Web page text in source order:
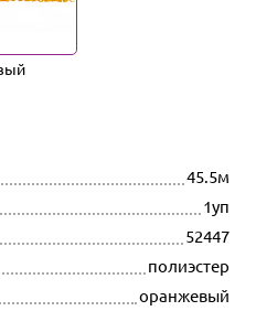
45.5м
1уп
52447
полиэстер
оранжевый